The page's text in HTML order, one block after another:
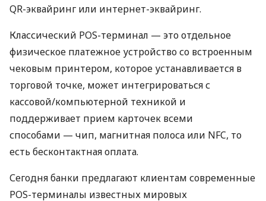
QR-эквайринг или интернет-эквайринг.
Классический POS-терминал — это отдельное
физическое платежное устройство со встроенным
чековым принтером, которое устанавливается в
торговой точке, может интегрироваться с
кассовой/компьютерной техникой и
поддерживает прием карточек всеми
способами — чип, магнитная полоса или NFC, то
есть бесконтактная оплата.
Сегодня банки предлагают клиентам современные
POS-терминалы известных мировых